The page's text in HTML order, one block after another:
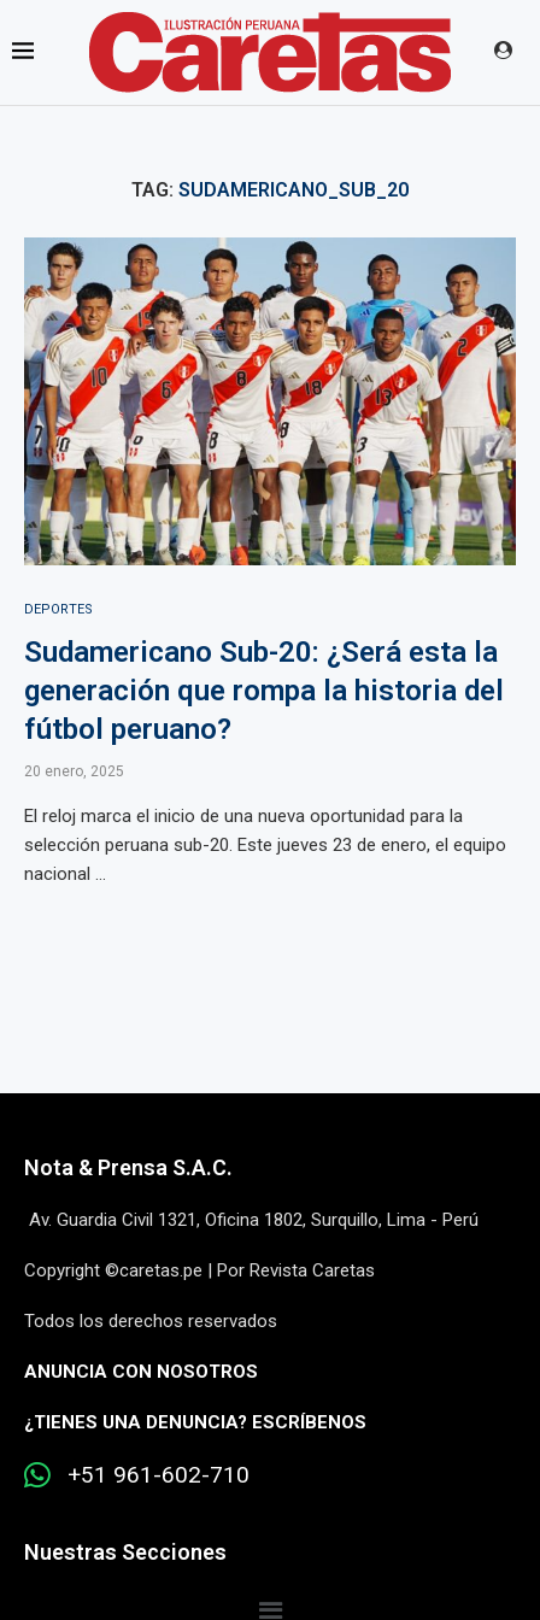
TAG: SUDAMERICANO_SUB_20
DEPORTES
Sudamericano Sub-20: ¿Será esta la
generación que rompa la historia del
fútbol peruano?
20 enero, 2025
El reloj marca el inicio de una nueva oportunidad para la
selección peruana sub-20. Este jueves 23 de enero, el equipo
nacional ...
Nota & Prensa S.A.C.
Av. Guardia Civil 1321, Oficina 1802, Surquillo, Lima - Perú
Copyright ©caretas.pe | Por Revista Caretas
Todos los derechos reservados
ANUNCIA CON NOSOTROS
¿TIENES UNA DENUNCIA? ESCRÍBENOS
+51 961-602-710
Nuestras Secciones